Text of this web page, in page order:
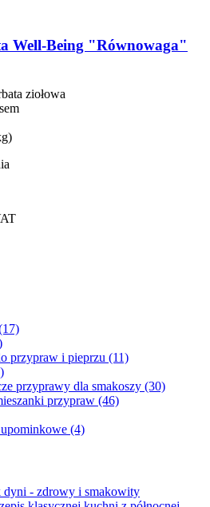
Well-​Being "Równowaga"
ziołowa
przypraw i pieprzu (11)
przyprawy dla smakoszy (30)
przypraw (46)
(4)
dyni - zdrowy i smakowity